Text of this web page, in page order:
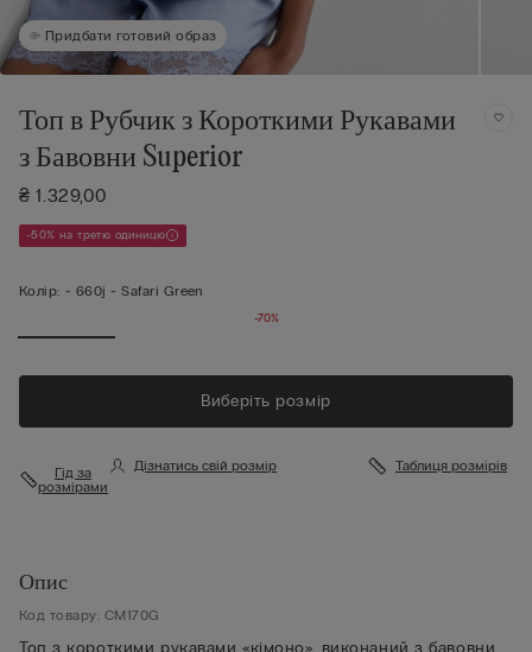
Придбати готовий образ
Топ в Рубчик з Короткими Рукавами
з Бавовни Superior
₴ 1.329,00
-50% на третю одиницю
Колір: - 660j - Safari Green
-70%
Виберіть розмір
Гід за
розмірами
Дізнатись свій розмір Таблиця розмірів
Опис
Код товару: CM170G
Топ з короткими рукавами «кімоно», виконаний з бавовни